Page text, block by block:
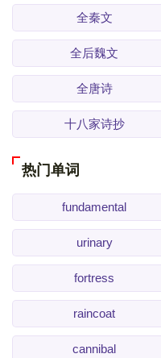
全秦文
全后魏文
全唐诗
十八家诗抄
热门单词
fundamental
urinary
fortress
raincoat
cannibal